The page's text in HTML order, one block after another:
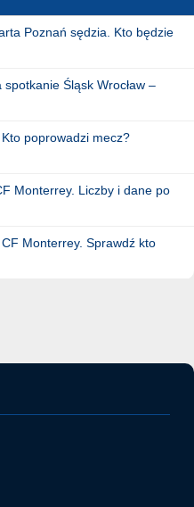
Poznań sędzia. Kto będzie
Śląsk Wrocław –
poprowadzi mecz?
Monterrey. Liczby i dane po
Monterrey. Sprawdź kto